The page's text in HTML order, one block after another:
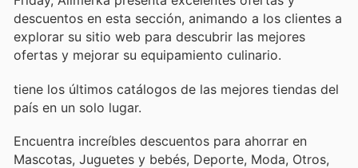
descuentos en esta sección, animando a los clientes a
explorar su sitio web para descubrir las mejores
ofertas y mejorar su equipamiento culinario.
tiene los últimos catálogos de las mejores tiendas del
país en un solo lugar.
Encuentra increíbles descuentos para ahorrar en
Mascotas, Juguetes y bebés, Deporte, Moda, Otros,